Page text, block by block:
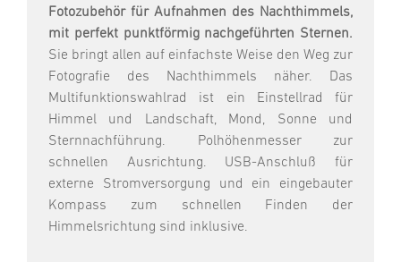
Fotozubehör für Aufnahmen des Nachthimmels,
mit perfekt punktförmig nachgeführten Sternen.
Sie bringt allen auf einfachste Weise den Weg zur
Fotografie des Nachthimmels näher. Das
Multifunktionswahlrad ist ein Einstellrad für
Himmel und Landschaft, Mond, Sonne und
Sternnachführung. Polhöhenmesser zur
schnellen Ausrichtung. USB-Anschluß für
externe Stromversorgung und ein eingebauter
Kompass zum schnellen Finden der
Himmelsrichtung sind inklusive.